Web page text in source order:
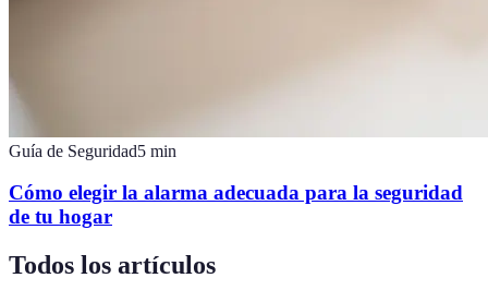
Guía de Seguridad5 min
Cómo elegir la alarma adecuada para la seguridad
de tu hogar
Todos los artículos